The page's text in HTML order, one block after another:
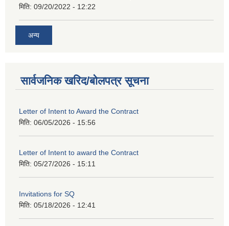
मिति: 09/20/2022 - 12:22
अन्य
सार्वजनिक खरिद/बोलपत्र सूचना
Letter of Intent to Award the Contract
मिति: 06/05/2026 - 15:56
Letter of Intent to award the Contract
मिति: 05/27/2026 - 15:11
Invitations for SQ
मिति: 05/18/2026 - 12:41